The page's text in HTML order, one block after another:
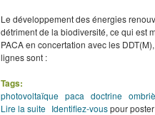
Le développement des énergies
détriment de la biodiversité, ce qui est
PACA en concertation avec les
lignes sont :
Tags:
photovoltaïque paca doctrine
Lire la suite de Doctrine du
Identifiez-vouspour